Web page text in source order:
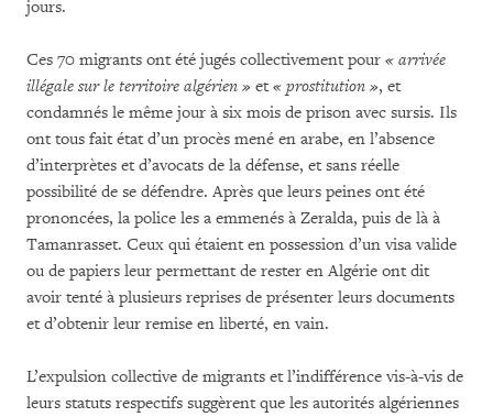
jours.
Ces 70 migrants ont été jugés collectivement pour « arrivée
illégale sur le territoire algérien » et « prostitution », et
condamnés le même jour à six mois de prison avec sursis. Ils
ont tous fait état d’un procès mené en arabe, en l’absence
d’interprètes et d’avocats de la défense, et sans réelle
possibilité de se défendre. Après que leurs peines ont été
prononcées, la police les a emmenés à Zeralda, puis de là à
Tamanrasset. Ceux qui étaient en possession d’un visa valide
ou de papiers leur permettant de rester en Algérie ont dit
avoir tenté à plusieurs reprises de présenter leurs documents
et d’obtenir leur remise en liberté, en vain.
L’expulsion collective de migrants et l’indifférence vis-à-vis de
leurs statuts respectifs suggèrent que les autorités algériennes